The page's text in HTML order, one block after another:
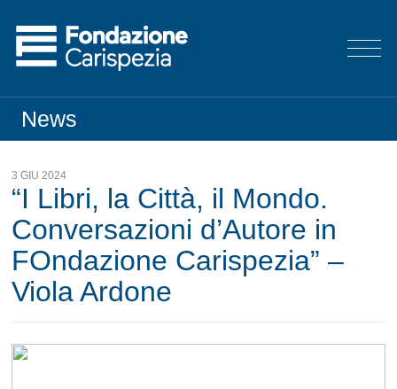
News
3 GIU 2024
“I Libri, la Città, il Mondo.
Conversazioni d’Autore in
FOndazione Carispezia” –
Viola Ardone